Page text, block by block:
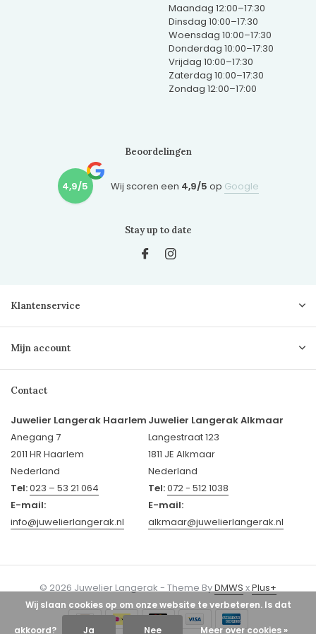
Maandag 12:00–17:30
Dinsdag 10:00–17:30
Woensdag 10:00–17:30
Donderdag 10:00–17:30
Vrijdag 10:00–17:30
Zaterdag 10:00–17:30
Zondag 12:00–17:00
Beoordelingen
4,9/5 Wij scoren een 4,9/5 op Google
Stay up to date
Klantenservice
Mijn account
Contact
Juwelier Langerak Haarlem
Anegang 7
2011 HR Haarlem
Nederland
Tel:023 – 53 21 064
E-mail:
info@juwelierlangerak.nl
Juwelier Langerak Alkmaar
Langestraat 123
1811 JE Alkmaar
Nederland
Tel:072 - 512 1038
E-mail:
alkmaar@juwelierlangerak.nl
© 2026 Juwelier Langerak - Theme ByDMWSxPlus+
Wij slaan cookies op om onze website te verbeteren. Is dat
akkoord? Ja Nee Meer over cookies »